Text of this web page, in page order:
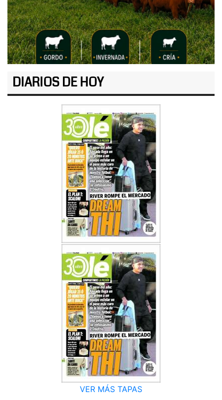
DIARIOS DE HOY
VER MÁS TAPAS